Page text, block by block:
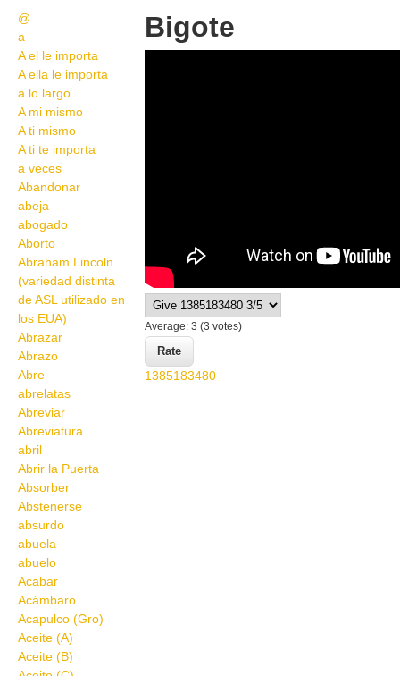
@
a
A el le importa
A ella le importa
a lo largo
A mi mismo
A ti mismo
A ti te importa
a veces
Abandonar
abeja
abogado
Aborto
Abraham Lincoln
(variedad distinta
de ASL utilizado en
los EUA)
Abrazar
Abrazo
Abre
abrelatas
Abreviar
Abreviatura
abril
Abrir la Puerta
Absorber
Abstenerse
absurdo
abuela
abuelo
Acabar
Acámbaro
Acapulco (Gro)
Aceite (A)
Aceite (B)
Bigote
Average: 3 (3 votes)
1385183480